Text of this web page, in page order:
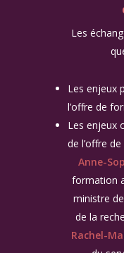
Les
Les enjeux
l’offre de
Les enjeux
de l’offre
Anne-
formation
ministre
de la
Rachel-